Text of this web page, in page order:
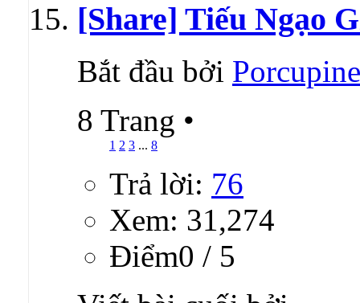
[Share] Tiếu Ngạo
Bắt đầu bởi Porcupine
8 Trang •
1 2 3 ... 8
Trả lời: 76
Xem: 31,274
Ðiểm0 / 5